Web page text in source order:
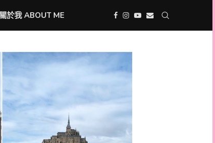
關於我 ABOUT ME